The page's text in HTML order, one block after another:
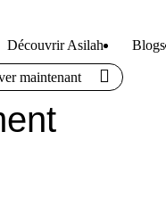
Découvrir Asilah Blogs
maintenant